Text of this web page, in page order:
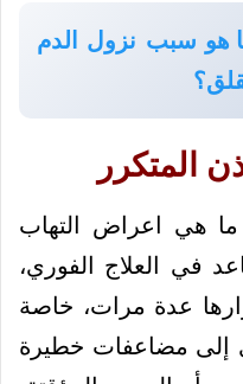
هو سبب نزول الدم
المتكرر
هي اعراض التهاب
في العلاج الفوري،
عدة مرات، خاصة
إلى مضاعفات خطيرة